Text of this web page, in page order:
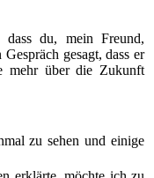
du, mein Freund,
gesagt, dass er
mehr über die Zukunft
zu sehen und einige